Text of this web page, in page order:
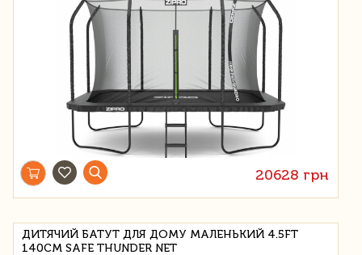
20628 грн
ДИТЯЧИЙ БАТУТ ДЛЯ ДОМУ МАЛЕНЬКИЙ 4.5FT
140CM SAFE THUNDER NET